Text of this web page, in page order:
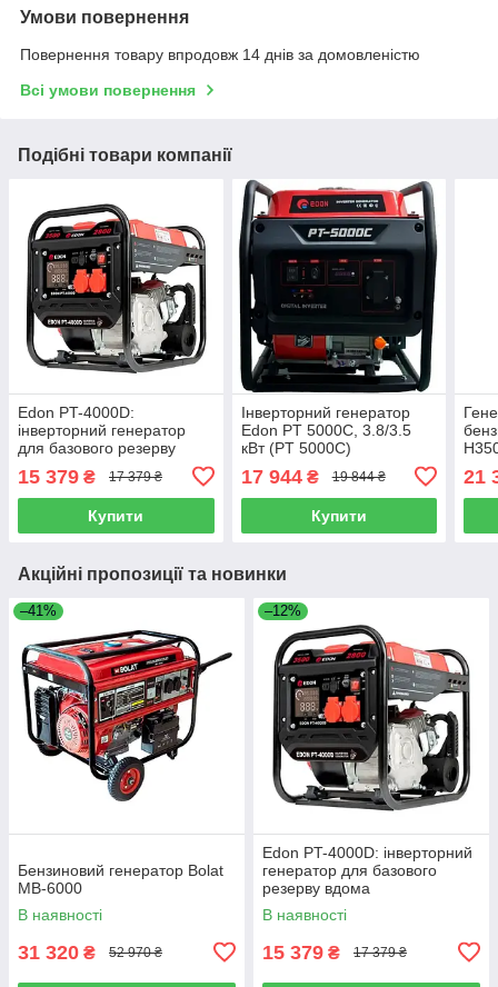
Умови повернення
Повернення товару впродовж 14 днів за домовленістю
Всі умови повернення
Подібні товари компанії
Edon PT-4000D:
інверторний генератор
для базового резерву
15 379 ₴ 17 379 ₴
Купити
Інверторний генератор
Edon PT 5000C, 3.8/3.5
кВт (PT 5000C)
17 944₴ 19 844 ₴
Купити
21
Акційні пропозиції та новинки
–41%
Бензиновий генератор Bolat
MB-6000
В наявності
31 320 ₴ 52 970 ₴
–12%
Edon PT-4000D: інверторний
генератор для базового
резерву вдома
В наявності
15 379 ₴ 17 379 ₴